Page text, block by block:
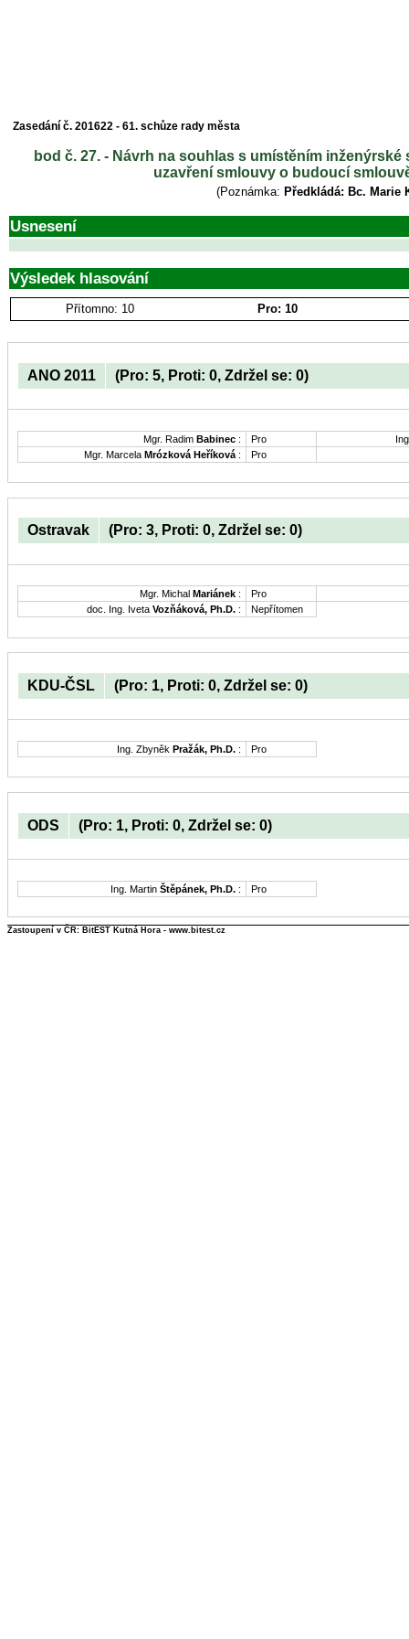
Zasedání č. 201622 - 61. schůze rady města
bod č. 27. - Návrh na souhlas s umístěním
uzavření smlouvy o budoucí
(Poznámka: Předkládá: Bc.
Usnesení
Výsledek hlasování
Přítomno: 10 Pro: 10
ANO 2011 (Pro: 5, Proti: 0, Zdržel se: 0)
Mgr. Radim Babinec : Pro
Mgr. Marcela Mrózková Heříková : Pro
Ostravak (Pro: 3, Proti: 0, Zdržel se: 0)
Mgr. Michal Mariánek :
Pro
doc. Ing. Iveta Vozňáková, Ph.D. : Nepřítomen
KDU-ČSL (Pro: 1, Proti: 0, Zdržel se: 0)
Ing. Zbyněk Pražák, Ph.D. : Pro
ODS (Pro: 1, Proti: 0, Zdržel se: 0)
Ing. Martin Štěpánek, Ph.D. : Pro
Zastoupení v ČR: BitEST Kutná Hora - www.bitest.cz